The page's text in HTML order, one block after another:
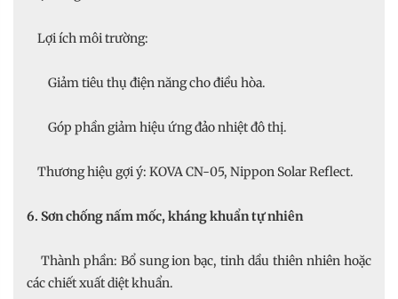
Lợi ích môi trường:
Giảm tiêu thụ điện năng cho điều hòa.
Góp phần giảm hiệu ứng đảo nhiệt đô thị.
Thương hiệu gợi ý: KOVA CN-05, Nippon Solar Reflect.
6. Sơn chống nấm mốc, kháng khuẩn tự nhiên
Thành phần: Bổ sung ion bạc, tinh dầu thiên nhiên hoặc
các chiết xuất diệt khuẩn.